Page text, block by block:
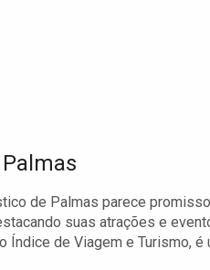
de Palmas parece
suas atrações e
Índice de Viagem e Turismo,